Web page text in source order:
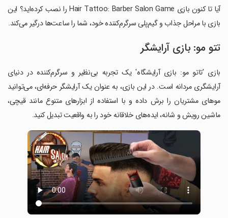
آیا تا کنون بازی Hair Tattoo: Barber Salon Game را نصب کرده‌اید؟ این
بازی با مراحل جذاب و گیم‌پلی سرگرم‌کننده خود، شما را ساعت‌ها درگیر می‌کند.
تتو مو: بازی آرایشگر
بازی 'تاتو مو: بازی آرایشگاه' یک تجربه بی‌نظیر و سرگرم‌کننده در دنیای
آرایشگری مردانه است. در این بازی، به عنوان یک آرایشگر حرفه‌ای، می‌توانید
موهای مشتریان را برش داده و با استفاده از ابزارهای متنوع مانند قیچی،
ماشین رویش و شانه، ایده‌های خلاقانه خود را به واقعیت تبدیل کنید.